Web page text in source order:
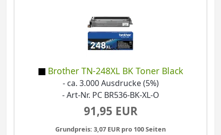
Brother TN-248XL BK Toner Black
- ca. 3.000 Ausdrucke (5%)
- Art-Nr. PC BR536-BK-XL-O
91,95 EUR
Grundpreis: 3,07 EUR pro 100 Seiten